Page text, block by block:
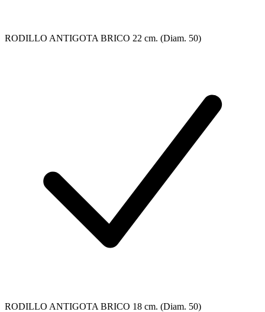
RODILLO ANTIGOTA BRICO 22 cm. (Diam. 50)
RODILLO ANTIGOTA BRICO 18 cm. (Diam. 50)